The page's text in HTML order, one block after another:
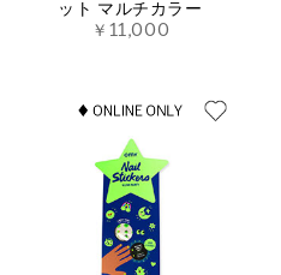
ット マルチカラー
￥11,000